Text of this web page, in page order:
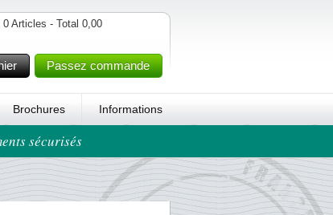
0 Articles - Total 0,00
Passez commande
Brochures Informations
sécurisés